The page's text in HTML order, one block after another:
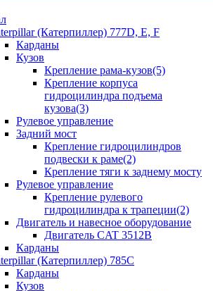
(Катерпиллер) 777D, E, F
Карданы
Кузов
Крепление рама-кузов(5)
Крепление корпуса
гидроцилиндра подъема
кузова(3)
Рулевое управление
Задний мост
Крепление гидроцилиндров
подвески к раме(2)
Крепление тяги к заднему мосту
Рулевое управление
Крепление рулевого
гидроцилиндра к трапеции(2)
Двигатель и навесное оборудование
Двигатель CAT 3512B
Карданы
(Катерпиллер) 785C
Карданы
Кузов